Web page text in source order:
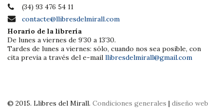
(34) 93 476 54 11
contacte@llibresdelmirall.com
Horario de la librería
De lunes a viernes de 9’30 a 13’30.
Tardes de lunes a viernes: sólo, cuando nos sea posible, con
cita previa a través del e-mail llibresdelmirall@gmail.com
© 2015. Llibres del Mirall. Condiciones generales | diseño web